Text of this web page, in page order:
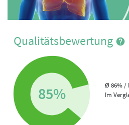
Qualitätsbewertung
85%
Ø 86% /
Im